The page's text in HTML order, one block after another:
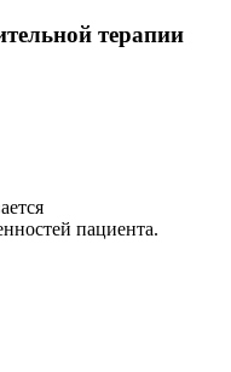
терапии
пациента.